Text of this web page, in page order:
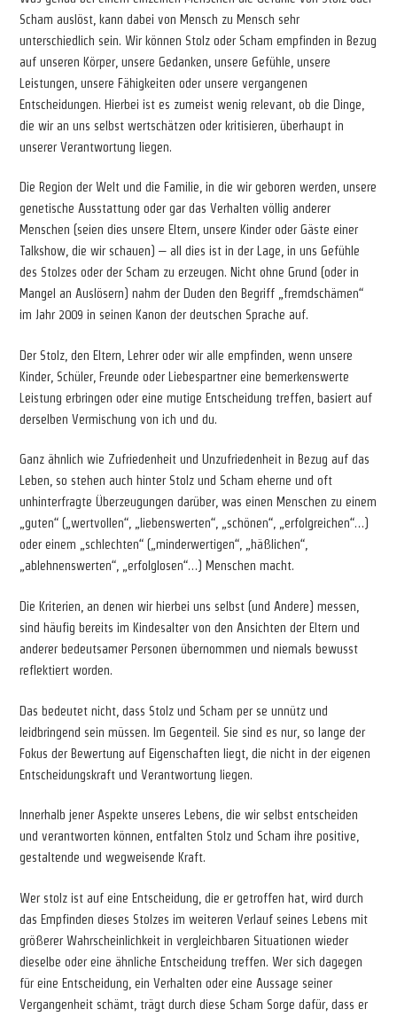
Scham auslöst, kann dabei von Mensch zu Mensch sehr
unterschiedlich sein. Wir können Stolz oder Scham empfinden in Bezug
auf unseren Körper, unsere Gedanken, unsere Gefühle, unsere
Leistungen, unsere Fähigkeiten oder unsere vergangenen
Entscheidungen. Hierbei ist es zumeist wenig relevant, ob die Dinge,
die wir an uns selbst wertschätzen oder kritisieren, überhaupt in
unserer Verantwortung liegen.
Die Region der Welt und die Familie, in die wir geboren werden, unsere
genetische Ausstattung oder gar das Verhalten völlig anderer
Menschen (seien dies unsere Eltern, unsere Kinder oder Gäste einer
Talkshow, die wir schauen) – all dies ist in der Lage, in uns Gefühle
des Stolzes oder der Scham zu erzeugen. Nicht ohne Grund (oder in
Mangel an Auslösern) nahm der Duden den Begriff „fremdschämen“
im Jahr 2009 in seinen Kanon der deutschen Sprache auf.
Der Stolz, den Eltern, Lehrer oder wir alle empfinden, wenn unsere
Kinder, Schüler, Freunde oder Liebespartner eine bemerkenswerte
Leistung erbringen oder eine mutige Entscheidung treffen, basiert auf
derselben Vermischung von ich und du.
Ganz ähnlich wie Zufriedenheit und Unzufriedenheit in Bezug auf das
Leben, so stehen auch hinter Stolz und Scham eherne und oft
unhinterfragte Überzeugungen darüber, was einen Menschen zu einem
„guten“ („wertvollen“, „liebenswerten“, „schönen“, „erfolgreichen“…)
oder einem „schlechten“ („minderwertigen“, „häßlichen“,
„ablehnenswerten“, „erfolglosen“…) Menschen macht.
Die Kriterien, an denen wir hierbei uns selbst (und Andere) messen,
sind häufig bereits im Kindesalter von den Ansichten der Eltern und
anderer bedeutsamer Personen übernommen und niemals bewusst
reflektiert worden.
Das bedeutet nicht, dass Stolz und Scham per se unnütz und
leidbringend sein müssen. Im Gegenteil. Sie sind es nur, so lange der
Fokus der Bewertung auf Eigenschaften liegt, die nicht in der eigenen
Entscheidungskraft und Verantwortung liegen.
Innerhalb jener Aspekte unseres Lebens, die wir selbst entscheiden
und verantworten können, entfalten Stolz und Scham ihre positive,
gestaltende und wegweisende Kraft.
Wer stolz ist auf eine Entscheidung, die er getroffen hat, wird durch
das Empfinden dieses Stolzes im weiteren Verlauf seines Lebens mit
größerer Wahrscheinlichkeit in vergleichbaren Situationen wieder
dieselbe oder eine ähnliche Entscheidung treffen. Wer sich dagegen
für eine Entscheidung, ein Verhalten oder eine Aussage seiner
Vergangenheit schämt, trägt durch diese Scham Sorge dafür, dass er